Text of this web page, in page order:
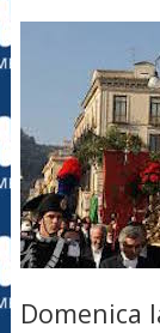
Domenica